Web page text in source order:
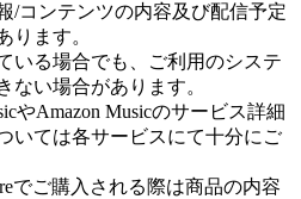
/コンテンツの内容及び配信予定
ります。
いる場合でも、ご利用のシステ
ない場合があります。
やAmazon Musicのサービス詳細
いては各サービスにて十分にご
でご購入される際は商品の内容